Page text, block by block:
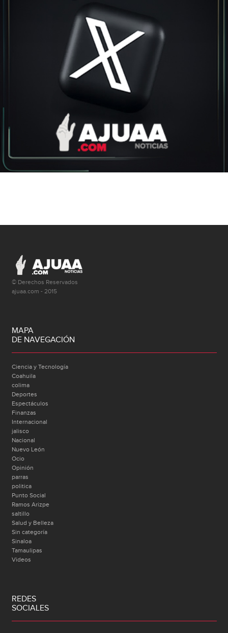
© Derechos Reservados
ajuaa.com - 2015
MAPA
DE NAVEGACIÓN
Ciencia y Tecnología
Coahuila
colima
Deportes
Espectáculos
Finanzas
Internacional
jalisco
Nacional
Nuevo León
Ocio
Opinión
parras
politica
Punto Social
Ramos Arizpe
saltillo
Salud y Belleza
Sin categoría
Sinaloa
Tamaulipas
Videos
REDES
SOCIALES